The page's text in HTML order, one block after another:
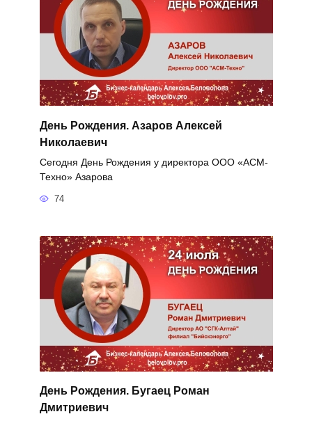
День Рождения. Азаров Алексей
Николаевич
Сегодня День Рождения у директора ООО «АСМ-
Техно» Азарова
74
День Рождения. Бугаец Роман
Дмитриевич